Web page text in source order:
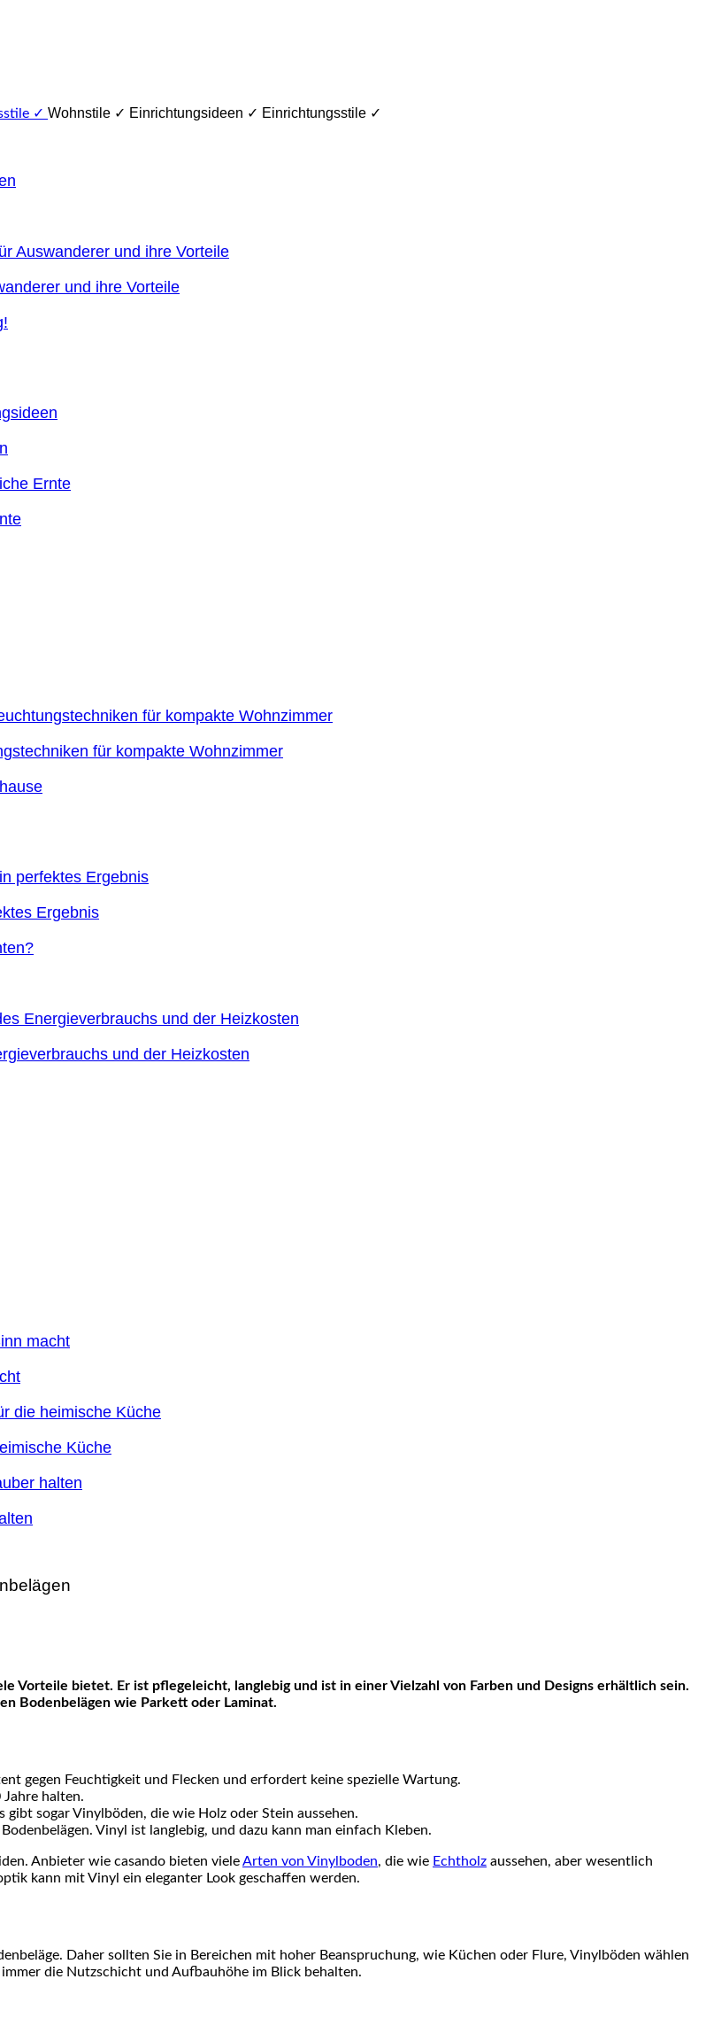
Wohnstile ✓ Einrichtungsideen ✓ Einrichtungsstile ✓
und ihre Vorteile
für kompakte Wohnzimmer
Ergebnis
und der Heizkosten
Küche
Bodenbelägen wie Parkett oder Laminat.
gegen Feuchtigkeit und Flecken und erfordert keine spezielle Wartung.
Jahre halten.
gibt sogar Vinylböden, die wie Holz oder Stein aussehen.
Vinyl ist langlebig, und dazu kann man einfach Kleben.
Anbieter wie casando bieten vieleArten von Vinylboden, die wie Echtholz aussehen, aber wesentlich
kann mit Vinyl ein eleganter Look geschaffen werden.
Daher sollten Sie in Bereichen mit hoher Beanspruchung, wie Küchen oder Flure, Vinylböden wählen
die Nutzschicht und Aufbauhöhe im Blick behalten.